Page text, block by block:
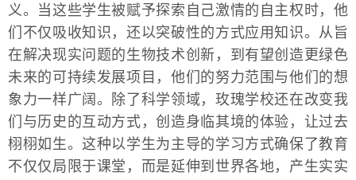
义。当这些学生被赋予探索自己激情的自主权时，他
们不仅吸收知识，还以突破性的方式应用知识。从旨
在解决现实问题的生物技术创新，到有望创造更绿色
未来的可持续发展项目，他们的努力范围与他们的想
象力一样广阔。除了科学领域，玫瑰学校还在改变我
们与历史的互动方式，创造身临其境的体验，让过去
栩栩如生。这种以学生为主导的学习方式确保了教育
不仅仅局限于课堂，而是延伸到世界各地，产生实实